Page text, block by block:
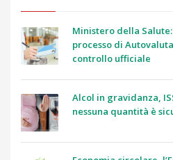
Ministero della
processo di
controllo ufficiale
Alcol in gravidanza,
nessuna quantità è